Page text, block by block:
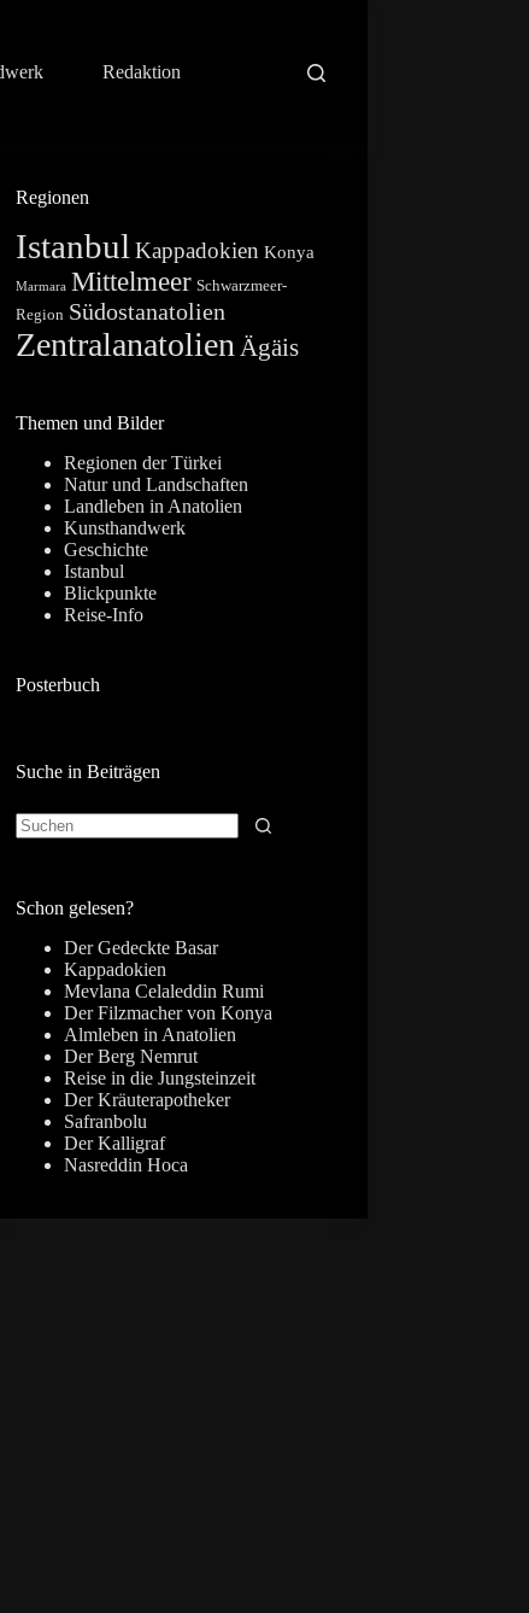
Redaktion
Regionen
Istanbul Kappadokien Konya
Marmara Mittelmeer Schwarzmeer-
Region Südostanatolien
Zentralanatolien Ägäis
Themen und Bilder
Regionen der Türkei
Natur und Landschaften
Landleben in Anatolien
Kunsthandwerk
Geschichte
Istanbul
Blickpunkte
Reise-Info
Posterbuch
Suche in Beiträgen
Schon gelesen?
Der Gedeckte Basar
Kappadokien
Mevlana Celaleddin Rumi
Der Filzmacher von Konya
Almleben in Anatolien
Der Berg Nemrut
Reise in die Jungsteinzeit
Der Kräuterapotheker
Safranbolu
Der Kalligraf
Nasreddin Hoca